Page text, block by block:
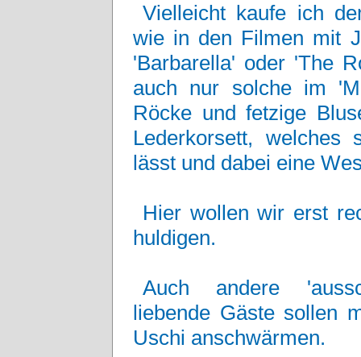
Vielleicht kaufe ich
wie in den Filmen mit
'Barbarella' oder 'The
auch nur solche im
Röcke und fetzige
Lederkorsett, welches
lässt und dabei eine
Hier wollen wir erst
huldigen.
Auch andere
liebende Gäste sollen
Uschi anschwärmen.